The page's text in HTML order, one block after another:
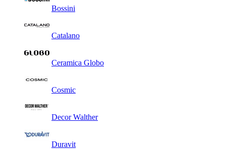
Bossini
Catalano
Ceramica Globo
Cosmic
Decor Walther
Duravit